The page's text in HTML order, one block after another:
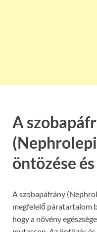
A
öntözése
A szobapáfrány
megfelelő páratartalom
hogy a növény